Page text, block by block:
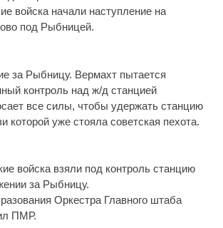
войска начали наступление на
под Рыбницей.
за Рыбницу. Вермахт пытается
контроль над ж/д станцией
все силы, чтобы удержать станцию
которой уже стояла советская пехота.
войска взяли под контроль станцию
за Рыбницу.
Оркестра Главного штаба
ПМР.